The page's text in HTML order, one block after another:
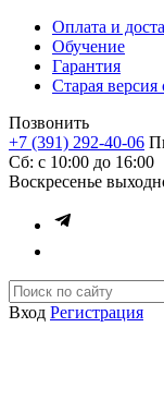
Оплата и
Обучение
Гарантия
Старая версия
Позвонить
+7 (391) 292-40-06
Сб: c 10:00 до 16:00
​Воскресенье
Вход Регистрация